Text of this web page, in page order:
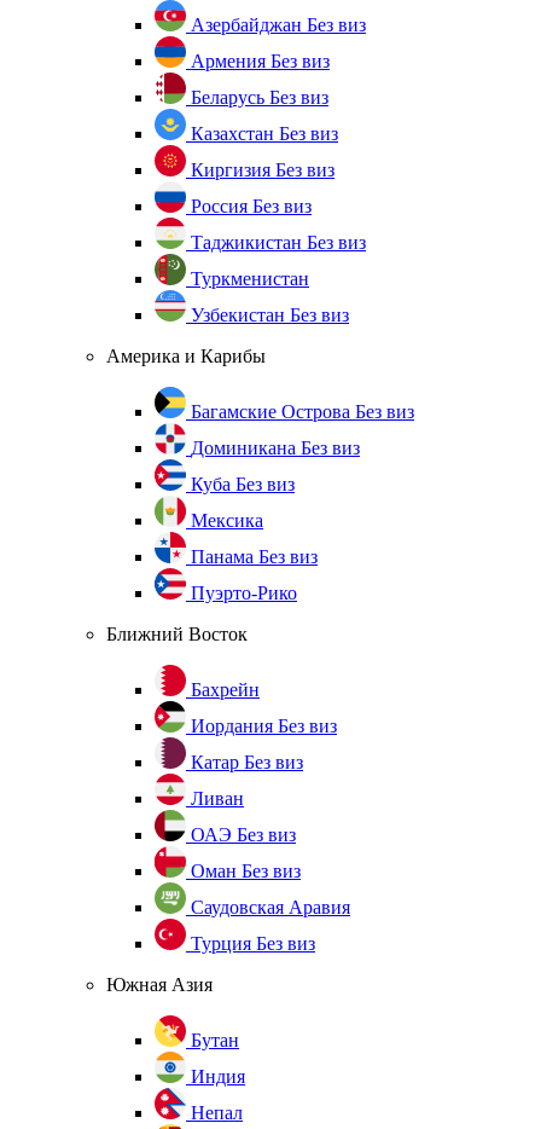
Азербайджан Без виз
Армения Без виз
Беларусь Без виз
Казахстан Без виз
Киргизия Без виз
Россия Без виз
Таджикистан Без виз
Туркменистан
Узбекистан Без виз
Америка и Карибы
Багамские Острова Без виз
Доминикана Без виз
Куба Без виз
Мексика
Панама Без виз
Пуэрто-Рико
Ближний Восток
Бахрейн
Иордания Без виз
Катар Без виз
Ливан
ОАЭ Без виз
Оман Без виз
Саудовская Аравия
Турция Без виз
Южная Азия
Бутан
Индия
Непал